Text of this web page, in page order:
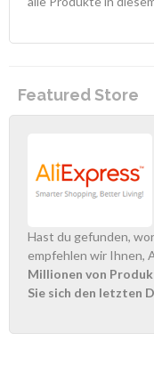
Featured Store
Hast du gefunden,
empfehlen wir Ihnen,
Millionen von
Sie sich den letzten